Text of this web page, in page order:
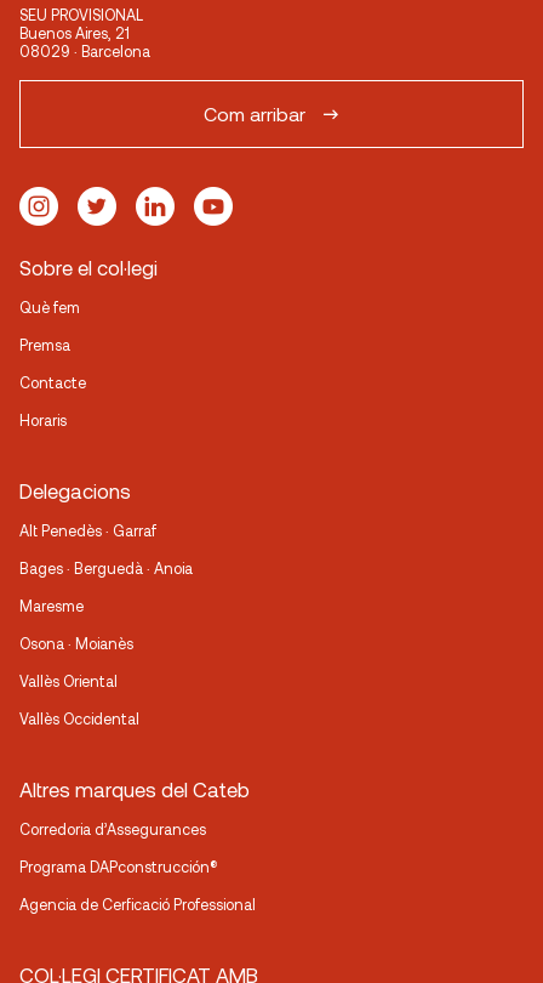
SEU PROVISIONAL
Buenos Aires, 21
08029 · Barcelona
Com arribar
Sobre el col·legi
Què fem
Premsa
Contacte
Horaris
Delegacions
Alt Penedès · Garraf
Bages · Berguedà · Anoia
Maresme
Osona · Moianès
Vallès Oriental
Vallès Occidental
Altres marques del Cateb
Corredoria d’Assegurances
Programa DAPconstrucción®
Agencia de Cerficació Professional
COL·LEGI CERTIFICAT AMB